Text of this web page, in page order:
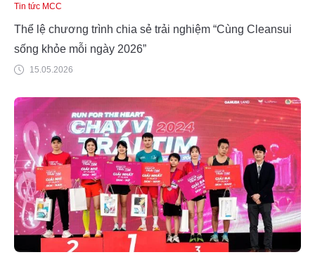
Tin tức MCC
Thể lệ chương trình chia sẻ trải nghiệm “Cùng Cleansui
sống khỏe mỗi ngày 2026”
15.05.2026